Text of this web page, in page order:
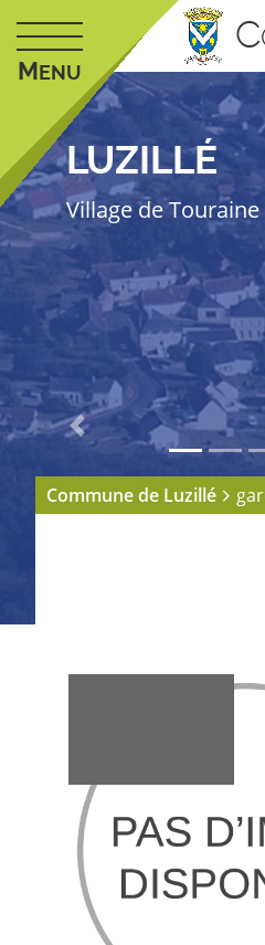
MENU
C
LUZILLÉ
Village de
Previous
Commune de Luzillé